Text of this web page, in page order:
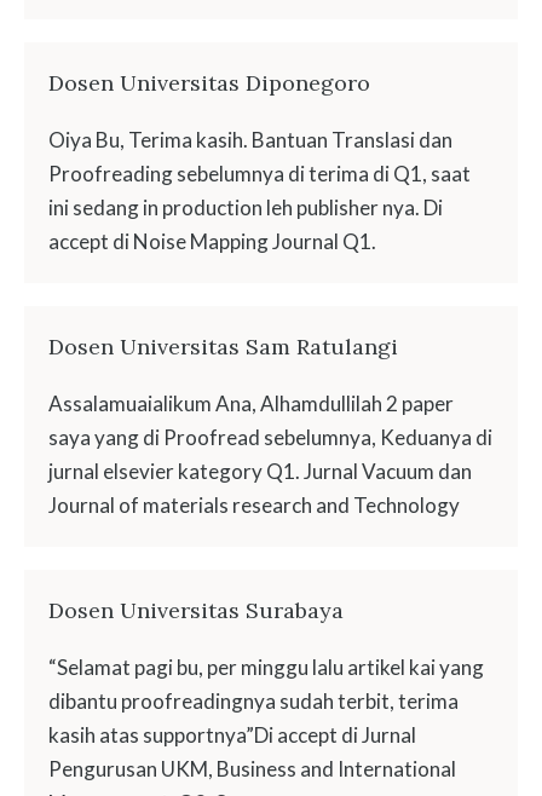
Dosen Universitas Diponegoro
Oiya Bu, Terima kasih. Bantuan Translasi dan
Proofreading sebelumnya di terima di Q1, saat
ini sedang in production leh publisher nya. Di
accept di Noise Mapping Journal Q1.
Dosen Universitas Sam Ratulangi
Assalamuaialikum Ana, Alhamdullilah 2 paper
saya yang di Proofread sebelumnya, Keduanya di
jurnal elsevier kategory Q1. Jurnal Vacuum dan
Journal of materials research and Technology
Dosen Universitas Surabaya
“Selamat pagi bu, per minggu lalu artikel kai yang
dibantu proofreadingnya sudah terbit, terima
kasih atas supportnya”Di accept di Jurnal
Pengurusan UKM, Business and International